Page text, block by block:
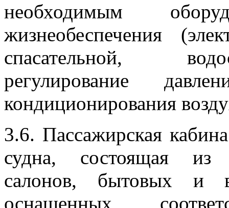
необходимым
жизнеобеспечения
спасательной,
регулирование
кондиционирования
3.6. Пассажирская
судна, состоящая из
салонов, бытовых и
оснащенных